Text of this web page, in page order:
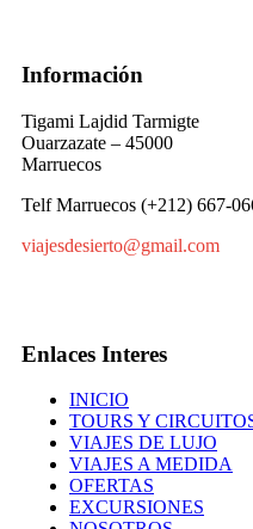
Información
Tigami Lajdid Tarmigte
Ouarzazate – 45000
Marruecos
Telf Marruecos (+212) 667-
viajesdesierto@gmail.com
Enlaces Interes
INICIO
TOURS Y
VIAJES DE LUJO
VIAJES A MEDIDA
OFERTAS
EXCURSIONES